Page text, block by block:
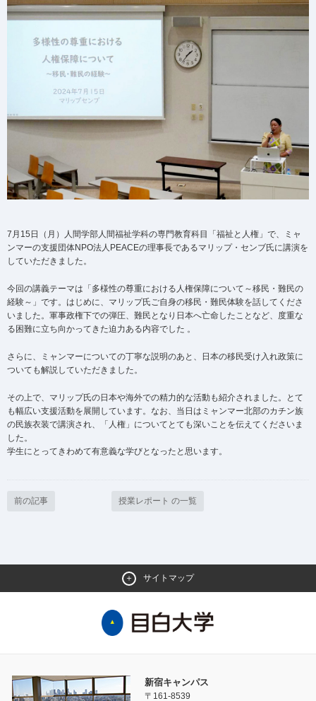
7月15日（月）人間学部人間福祉学科の専門教育科目「福祉と人権」で、ミャ
ンマーの支援団体NPO法人PEACEの理事長であるマリップ・センブ氏に講演を
していただきました。
今回の講義テーマは「多様性の尊重における人権保障について～移民・難民の
経験～」です。はじめに、マリップ氏ご自身の移民・難民体験を話してくださ
いました。軍事政権下での弾圧、難民となり日本へ亡命したことなど、度重な
る困難に立ち向かってきた迫力ある内容でした 。
さらに、ミャンマーについての丁寧な説明のあと、日本の移民受け入れ政策に
ついても解説していただきました。
その上で、マリップ氏の日本や海外での精力的な活動も紹介されました。とて
も幅広い支援活動を展開しています。なお、当日はミャンマー北部のカチン族
の民族衣装で講演され、「人権」についてとても深いことを伝えてくださいま
した。
学生にとってきわめて有意義な学びとなったと思います。
前の記事 授業レポート の一覧
サイトマップ
新宿キャンパス
〒161-8539